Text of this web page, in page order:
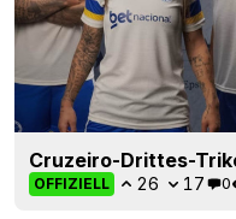
Cruzeiro-Drittes-
OFFIZIELL 26 17 0